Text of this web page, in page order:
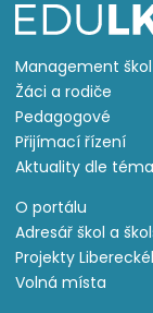
Management škol
Žáci a rodiče
Pedagogové
Přijímací řízení
Aktuality dle
O portálu
Adresář škol a
Projekty
Volná místa